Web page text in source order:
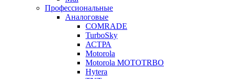
Профессиональные
Аналоговые
COMRADE
TurboSky
АСТРА
Motorola
Motorola MOTOTRBO
Hytera